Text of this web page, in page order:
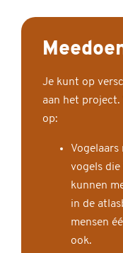
Je kunt op
aan het project.
op:
vogels
kunnen
in de
mensen
ook.